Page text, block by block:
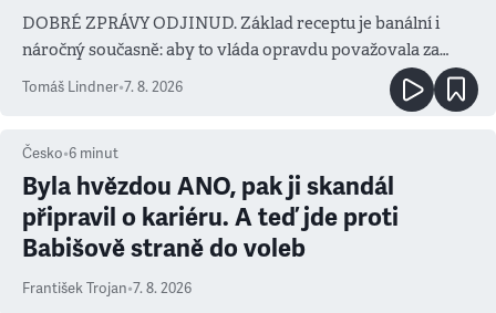
DOBRÉ ZPRÁVY ODJINUD. Základ receptu je banální i
náročný současně: aby to vláda opravdu považovala za
Tomáš Lindner•7. 8. 2026
Česko•6 minut
Byla hvězdou ANO, pak ji skandál
připravil o kariéru. A teď jde proti
Babišově straně do voleb
František Trojan•7. 8. 2026